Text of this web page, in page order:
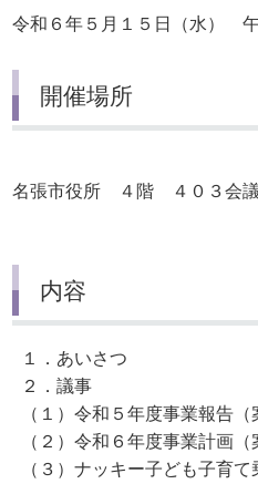
令和６年５月１５日（水）
開催場所
名張市役所 ４階 ４０３会
内容
１．あいさつ
２．議事
（１）令和５年度事業報告
（２）令和６年度事業計画
（３）ナッキー子ども子育